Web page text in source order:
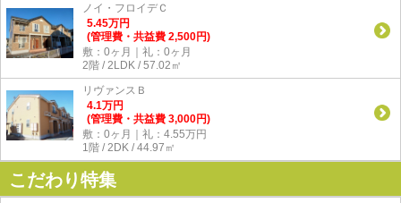
ノイ・フロイデＣ
5.45万円
(管理費・共益費 2,500円)
敷：0ヶ月｜礼：0ヶ月
2階 / 2LDK / 57.02㎡
リヴァンスＢ
4.1万円
(管理費・共益費 3,000円)
敷：0ヶ月｜礼：4.55万円
1階 / 2DK / 44.97㎡
こだわり特集